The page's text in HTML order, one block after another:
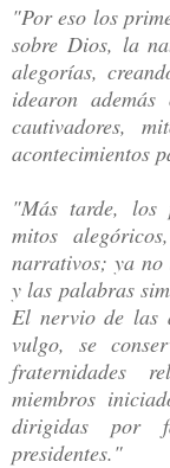
"Por eso los
sobre Dios, la
alegorías,
idearon
cautivadores,
acontecimientos
"Más tarde, los
mitos
narrativos; ya no
y las palabras
El nervio de las
vulgo, se
fraternidades
miembros
dirigidas por
presidentes."